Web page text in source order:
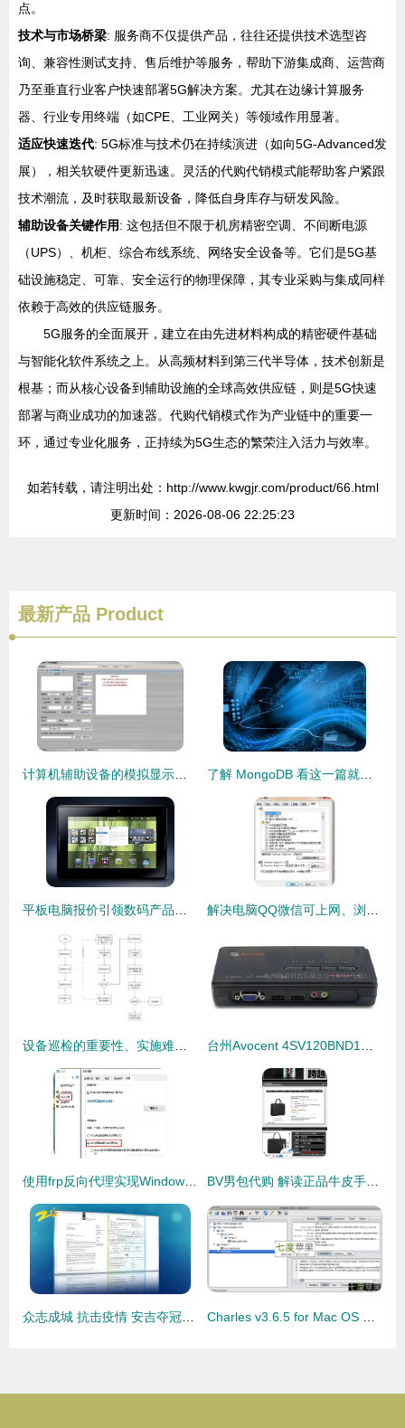
点。
技术与市场桥梁: 服务商不仅提供产品，往往还提供技术选型咨
询、兼容性测试支持、售后维护等服务，帮助下游集成商、运营商
乃至垂直行业客户快速部署5G解决方案。尤其在边缘计算服务
器、行业专用终端（如CPE、工业网关）等领域作用显著。
适应快速迭代: 5G标准与技术仍在持续演进（如向5G-Advanced发
展），相关软硬件更新迅速。灵活的代购代销模式能帮助客户紧跟
技术潮流，及时获取最新设备，降低自身库存与研发风险。
辅助设备关键作用: 这包括但不限于机房精密空调、不间断电源
（UPS）、机柜、综合布线系统、网络安全设备等。它们是5G基
础设施稳定、可靠、安全运行的物理保障，其专业采购与集成同样
依赖于高效的供应链服务。
5G服务的全面展开，建立在由先进材料构成的精密硬件基础
与智能化软件系统之上。从高频材料到第三代半导体，技术创新是
根基；而从核心设备到辅助设施的全球高效供应链，则是5G快速
部署与商业成功的加速器。代购代销模式作为产业链中的重要一
环，通过专业化服务，正持续为5G生态的繁荣注入活力与效率。
如若转载，请注明出处：http://www.kwgjr.com/product/66.html
更新时间：2026-08-06 22:25:23
最新产品 Product